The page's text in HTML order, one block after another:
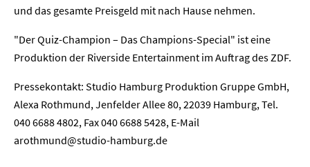
und das gesamte Preisgeld mit nach Hause nehmen.
"Der Quiz-Champion – Das Champions-Special" ist eine
Produktion der Riverside Entertainment im Auftrag des ZDF.
Pressekontakt: Studio Hamburg Produktion Gruppe GmbH,
Alexa Rothmund, Jenfelder Allee 80, 22039 Hamburg, Tel.
040 6688 4802, Fax 040 6688 5428, E-Mail
arothmund@studio-hamburg.de
Home
Unternehmen
Presse
Karriere